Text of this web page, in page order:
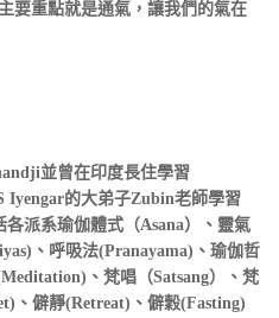
要重點就是通氣，讓我們的氣在
並曾在印度長住學習
Iyengar的大弟子Zubin老師學習
各派系瑜伽體式（Asana）、靈氣
、呼吸法(Pranayama)、瑜伽哲
、梵唱（Satsang）、梵
、僻靜(Retreat)、僻穀(Fasting)